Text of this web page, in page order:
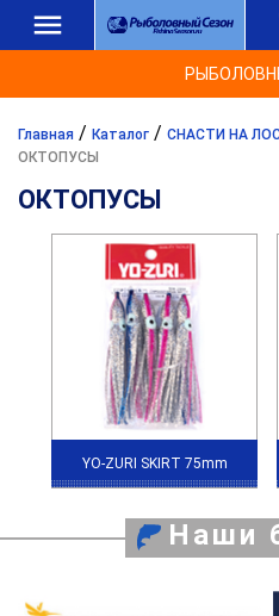
Главная / Каталог / СНАСТИ НА
ОКТОПУСЫ
ОКТОПУСЫ
YO-ZURI SKIRT 75mm
Наши